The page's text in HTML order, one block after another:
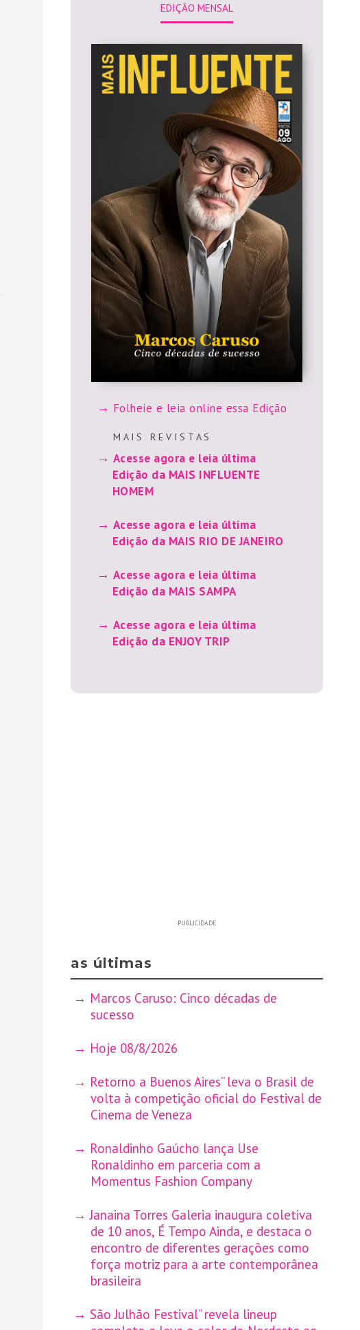
EDIÇÃO MENSAL
Folheie e leia online essa Edição
M A I S R E V I S T A S
Acesse agora e leia última
Edição da MAIS INFLUENTE
HOMEM
Acesse agora e leia última
Edição da MAIS RIO DE JANEIRO
Acesse agora e leia última
Edição da MAIS SAMPA
Acesse agora e leia última
Edição da ENJOY TRIP
PUBLICIDADE
as últimas
Marcos Caruso: Cinco décadas de
sucesso
Hoje 08/8/2026
Retorno a Buenos Aires” leva o Brasil de
volta à competição oficial do Festival de
Cinema de Veneza
Ronaldinho Gaúcho lança Use
Ronaldinho em parceria com a
Momentus Fashion Company
Janaina Torres Galeria inaugura coletiva
de 10 anos, É Tempo Ainda, e destaca o
encontro de diferentes gerações como
força motriz para a arte contemporânea
brasileira
São Julhão Festival” revela lineup